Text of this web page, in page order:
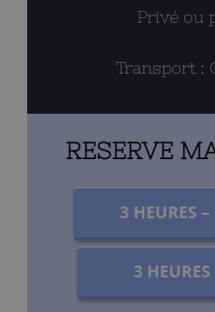
Privé ou
Transport :
RESERVE
3 HEURES –
3